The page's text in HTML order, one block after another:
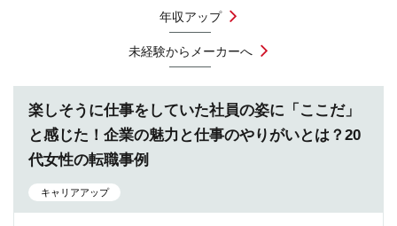
年収アップ
未経験からメーカーへ
楽しそうに仕事をしていた社員の姿に「ここだ」
と感じた！企業の魅力と仕事のやりがいとは？20
代女性の転職事例
キャリアアップ